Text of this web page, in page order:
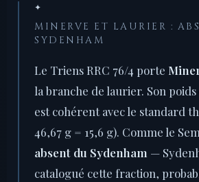
✦
MINERVE ET LAURIER :
SYDENHAM
Le Triens RRC 76/4 porte
la branche de laurier. Son poids
est cohérent avec le standard
46,67 g = 15,6 g). Comme le
absent du Sydenham —
catalogué cette fraction,